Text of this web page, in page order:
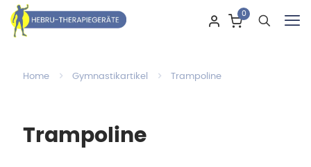
0
Home Gymnastikartikel Trampoline
Trampoline